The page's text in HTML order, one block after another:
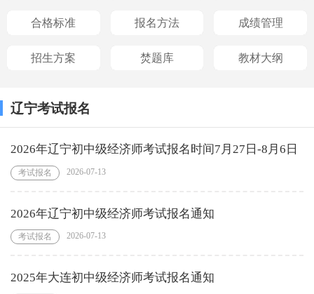
合格标准 报名方法 成绩管理
招生方案 焚题库 教材大纲
辽宁考试报名
2026年辽宁初中级经济师考试报名时间7月27日-8月6日
考试报名 2026-07-13
2026年辽宁初中级经济师考试报名通知
考试报名 2026-07-13
2025年大连初中级经济师考试报名通知